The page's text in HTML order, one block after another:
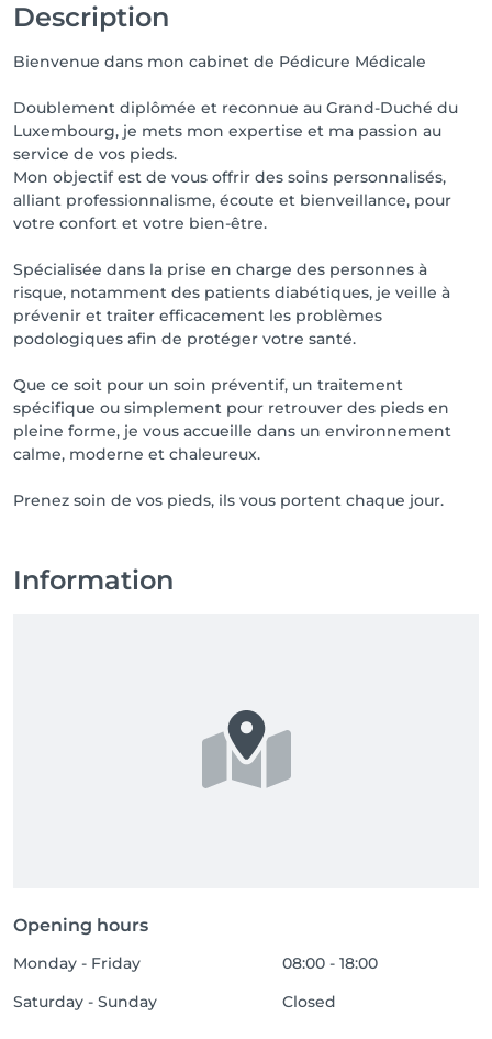
Description
Bienvenue dans mon cabinet de Pédicure Médicale
Doublement diplômée et reconnue au Grand-Duché du
Luxembourg, je mets mon expertise et ma passion au
service de vos pieds.
Mon objectif est de vous offrir des soins personnalisés,
alliant professionnalisme, écoute et bienveillance, pour
votre confort et votre bien-être.
Spécialisée dans la prise en charge des personnes à
risque, notamment des patients diabétiques, je veille à
prévenir et traiter efficacement les problèmes
podologiques afin de protéger votre santé.
Que ce soit pour un soin préventif, un traitement
spécifique ou simplement pour retrouver des pieds en
pleine forme, je vous accueille dans un environnement
calme, moderne et chaleureux.
Prenez soin de vos pieds, ils vous portent chaque jour.
Information
Opening hours
Monday - Friday
08:00 - 18:00
Saturday - Sunday
Closed